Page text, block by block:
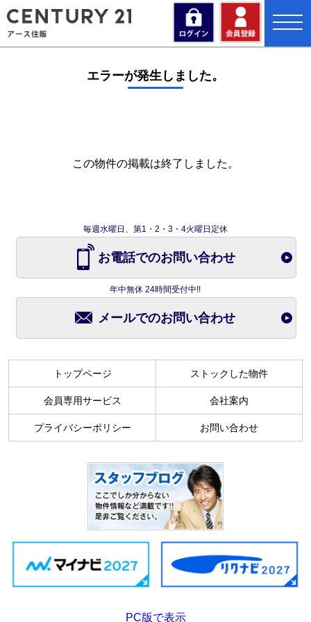
toggle
エラーが発生しました。
この物件の掲載は終了しました。
毎週水曜日、第1・2・3・4火曜日定休
お電話でのお問い合わせ
年中無休 24時間受付中!!
メールでのお問い合わせ
トップページ ストックした物件
会員専用サービス 会社案内
プライバシーポリシー お問い合わせ
PC版で表示